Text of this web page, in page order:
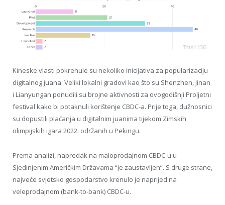
Kineske vlasti pokrenule su nekoliko inicijativa za popularizaciju
digitalnog juana. Veliki lokalni gradovi kao što su Shenzhen, Jinan
i Lianyungan ponudili su brojne aktivnosti za ovogodišnji Proljetni
festival kako bi potaknuli korištenje CBDC-a. Prije toga, dužnosnici
su dopustili plaćanja u digitalnim juanima tijekom Zimskih
olimpijskih igara 2022. održanih u Pekingu.
Prema analizi, napredak na maloprodajnom CBDC-u u
Sjedinjenim Američkim Državama “je zaustavljen”. S druge strane,
najveće svjetsko gospodarstvo krenulo je naprijed na
veleprodajnom (bank-to-bank) CBDC-u.